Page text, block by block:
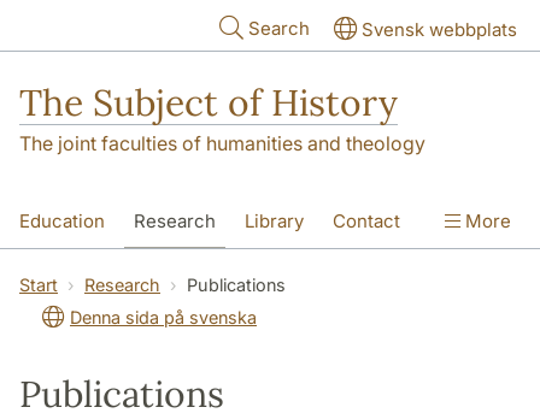
Search Svensk webbplats
The Subject of History
The joint faculties of humanities and theology
Education Research Library Contact
About us Accessibility
More
Start Research
Publications
Denna sida på svenska
Publications